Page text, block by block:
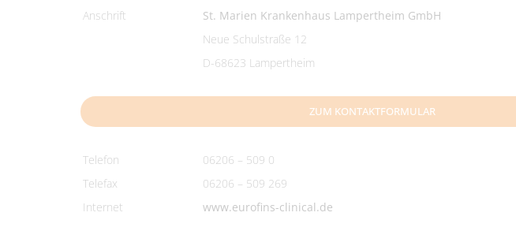
Anschrift
St. Marien Krankenhaus Lampertheim GmbH
Neue Schulstraße 12
D-68623 Lampertheim
ZUM KONTAKTFORMULAR
Telefon
06206 – 509 0
Telefax
06206 – 509 269
Internet
www.eurofins-clinical.de